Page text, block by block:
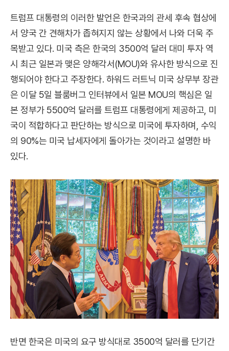
트럼프 대통령의 이러한 발언은 한국과의 관세 후속 협상에
서 양국 간 견해차가 좁혀지지 않는 상황에서 나와 더욱 주
목받고 있다. 미국 측은 한국의 3500억 달러 대미 투자 역
시 최근 일본과 맺은 양해각서(MOU)와 유사한 방식으로 진
행되어야 한다고 주장한다. 하워드 러트닉 미국 상무부 장관
은 이달 5일 블룸버그 인터뷰에서 일본 MOU의 핵심은 일
본 정부가 5500억 달러를 트럼프 대통령에게 제공하고, 미
국이 적합하다고 판단하는 방식으로 미국에 투자하며, 수익
의 90%는 미국 납세자에게 돌아가는 것이라고 설명한 바
있다.
반면 한국은 미국의 요구 방식대로 3500억 달러를 단기간